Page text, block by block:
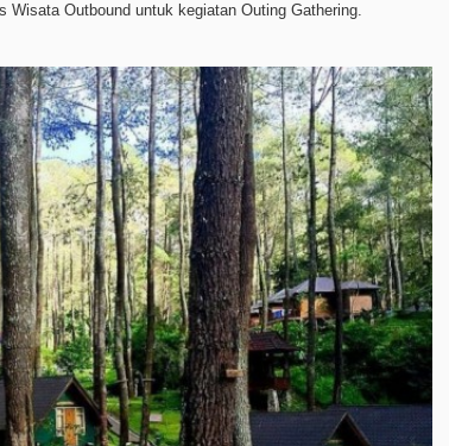
Outbound untuk kegiatan Outing Gathering.